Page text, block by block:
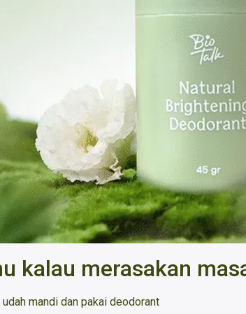
kalau merasakan
mandi dan pakai deodorant